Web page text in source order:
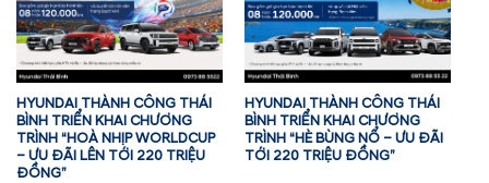
HYUNDAI THÀNH CÔNG THÁI
BÌNH TRIỂN KHAI CHƯƠNG
TRÌNH “HOÀ NHỊP WORLDCUP
– ƯU ĐÃI LÊN TỚI 220 TRIỆU
ĐỒNG”
HYUNDAI THÀNH CÔNG THÁI
BÌNH TRIỂN KHAI CHƯƠNG
TRÌNH “HÈ BÙNG NỔ – ƯU ĐÃI
TỚI 220 TRIỆU ĐỒNG”